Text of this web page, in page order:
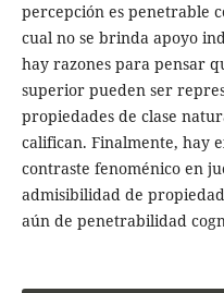
percepción es penetrable
cual no se brinda apoyo
hay razones para pensar
superior pueden ser
propiedades de clase
califican. Finalmente, hay
contraste fenoménico en
admisibilidad de
aún de penetrabilidad